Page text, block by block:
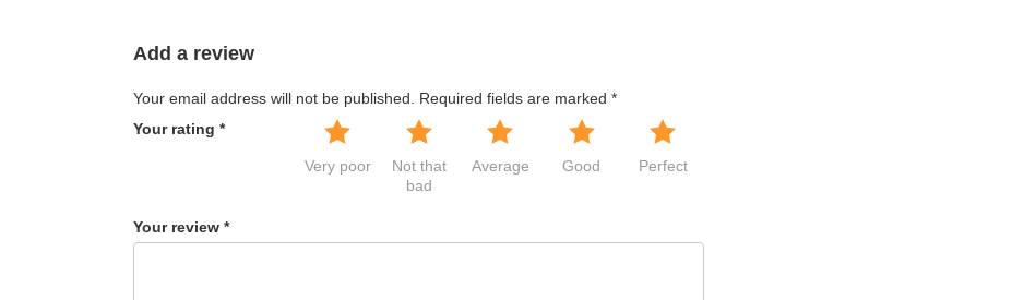
Mát: Nhiệt độ bảo quản tốt nhất từ 20-22oC bởi nhiệt độ cao làm hạt giống hô hấp mạnh, tiêu hao nhanh các chất dinh dưỡng dự
Sạch: Bảo đảm hạt giống đã được làm sạch trước khi cất giữ trong hộp lưu trữ.
Add a review
Your email address will not be published. Required fields are marked *
Your rating *
Very poor
Not that
bad
Average Good Perfect
Your review *